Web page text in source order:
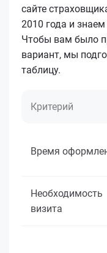
сайте
2010 года и
Чтобы вам было
вариант, мы
таблицу.
Критерий
Время
Необходимость
визита